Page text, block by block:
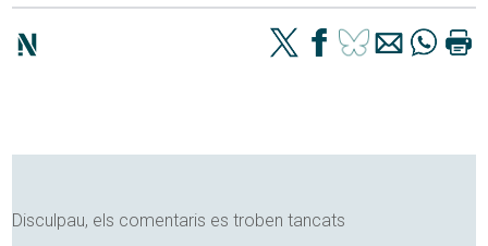
Disculpau, els comentaris es troben tancats